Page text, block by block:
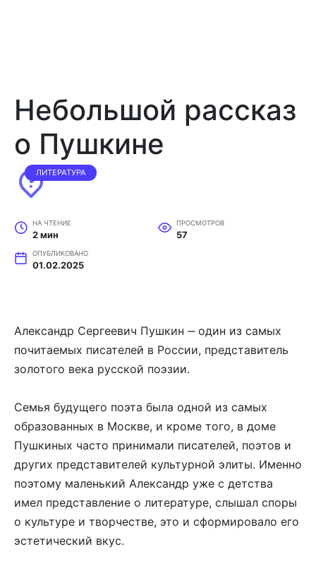
Небольшой рассказ
о Пушкине
ЛИТЕРАТУРА
НА ЧТЕНИЕ
2 мин
ПРОСМОТРОВ
57
ОПУБЛИКОВАНО
01.02.2025
Александр Сергеевич Пушкин ‒ один из самых
почитаемых писателей в России, представитель
золотого века русской поэзии.
Семья будущего поэта была одной из самых
образованных в Москве, и кроме того, в доме
Пушкиных часто принимали писателей, поэтов и
других представителей культурной элиты. Именно
поэтому маленький Александр уже с детства
имел представление о литературе, слышал споры
о культуре и творчестве, это и сформировало его
эстетический вкус.